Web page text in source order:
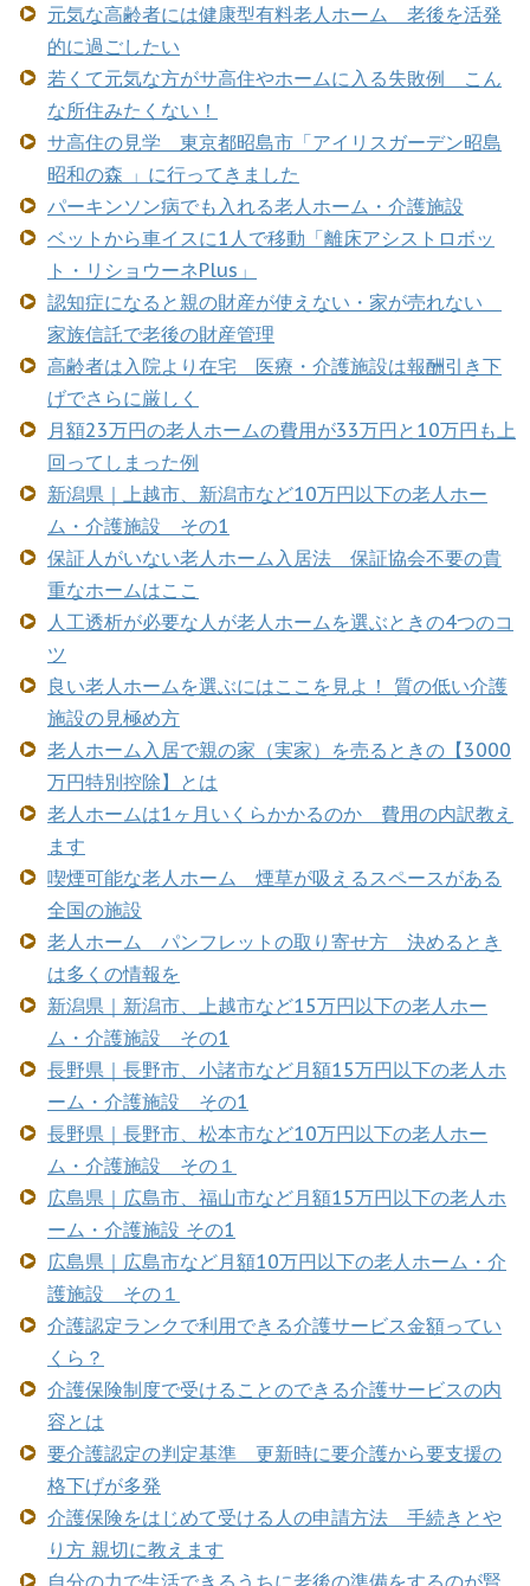
元気な高齢者には健康型有料老人ホーム 老後を活発
的に過ごしたい
若くて元気な方がサ高住やホームに入る失敗例 こん
な所住みたくない！
サ高住の見学 東京都昭島市「アイリスガーデン昭島
昭和の森 」に行ってきました
パーキンソン病でも入れる老人ホーム・介護施設
ベットから車イスに1人で移動「離床アシストロボッ
ト・リショウーネPlus」
認知症になると親の財産が使えない・家が売れない
家族信託で老後の財産管理
高齢者は入院より在宅 医療・介護施設は報酬引き下
げでさらに厳しく
月額23万円の老人ホームの費用が33万円と10万円も上
回ってしまった例
新潟県｜上越市、新潟市など10万円以下の老人ホー
ム・介護施設 その1
保証人がいない老人ホーム入居法 保証協会不要の貴
重なホームはここ
人工透析が必要な人が老人ホームを選ぶときの4つのコ
ツ
良い老人ホームを選ぶにはここを見よ！ 質の低い介護
施設の見極め方
老人ホーム入居で親の家（実家）を売るときの【3000
万円特別控除】とは
老人ホームは1ヶ月いくらかかるのか 費用の内訳教え
ます
喫煙可能な老人ホーム 煙草が吸えるスペースがある
全国の施設
老人ホーム パンフレットの取り寄せ方 決めるとき
は多くの情報を
新潟県｜新潟市、上越市など15万円以下の老人ホー
ム・介護施設 その1
長野県｜長野市、小諸市など月額15万円以下の老人ホ
ーム・介護施設 その1
長野県｜長野市、松本市など10万円以下の老人ホー
ム・介護施設 その１
広島県｜広島市、福山市など月額15万円以下の老人ホ
ーム・介護施設 その1
広島県｜広島市など月額10万円以下の老人ホーム・介
護施設 その１
介護認定ランクで利用できる介護サービス金額ってい
くら？
介護保険制度で受けることのできる介護サービスの内
容とは
要介護認定の判定基準 更新時に要介護から要支援の
格下げが多発
介護保険をはじめて受ける人の申請方法 手続きとや
り方 親切に教えます
自分の力で生活できるうちに老後の準備をするのが賢